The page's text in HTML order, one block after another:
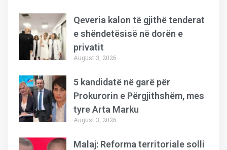
Qeveria kalon të gjithë tenderat
e shëndetësisë në dorën e
privatit
August 3, 2026
5 kandidatë në garë për
Prokurorin e Përgjithshëm, mes
tyre Arta Marku
August 3, 2026
Malaj: Reforma territoriale solli